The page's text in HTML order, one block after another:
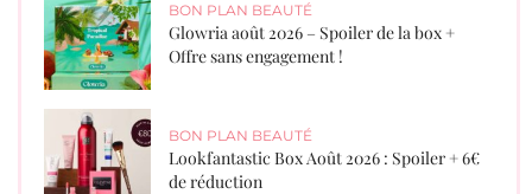
BON PLAN BEAUTÉ
Glowria août 2026 – Spoiler de la box +
Offre sans engagement !
BON PLAN BEAUTÉ
Lookfantastic Box Août 2026 : Spoiler + 6€
de réduction